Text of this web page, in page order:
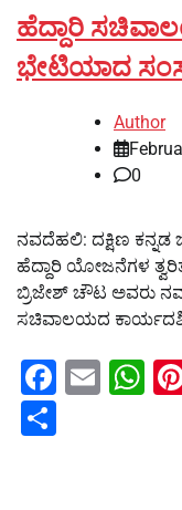
ಹೆದ್ದಾರಿ
ಭೇಟಿಯಾದ
Author
0
ನವದೆಹಲಿ: ದಕ್ಷಿಣ ಕನ್ನಡ
ಹೆದ್ದಾರಿ ಯೋಜನೆಗಳ
ಬ್ರಿಜೇಶ್‌ ಚೌಟ ಅವರು
ಸಚಿವಾಲಯದ